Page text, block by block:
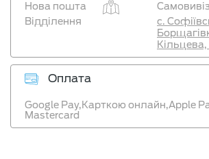
Нова пошта
Відділення
с.
Оплата
Google Pay,Карткою онлайн,Apple
Mastercard